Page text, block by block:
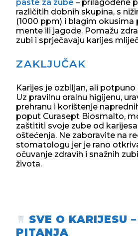
paste za zube – prilagođene
različitih dobnih skupina, s
(1000 ppm) i blagim okusima
mente ili jagode. Pomažu
zubi i sprječavaju karijes
ZAKLJUČAK
Karijes je ozbiljan, ali
Uz pravilnu oralnu higijenu,
prehranu i korištenje
poput Curasept Biosmalto,
zaštititi svoje zube od
oštećenja. Ne zaboravite na
stomatologu jer je rano
očuvanje zdravih i snažnih
života.
SVE O KARIJESU
PITANJA